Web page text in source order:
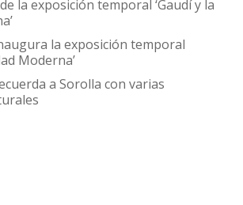
la exposición temporal ‘Gaudí y la
la exposición temporal
Moderna’
a Sorolla con varias